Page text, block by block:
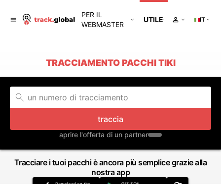
PER IL
WEBMASTER
UTILE IT
TRACCIAMENTO PACCHI TIKI
traccia
aprire l'offerta di un partner
Tracciare i tuoi pacchi è ancora più semplice grazie alla
nostra app